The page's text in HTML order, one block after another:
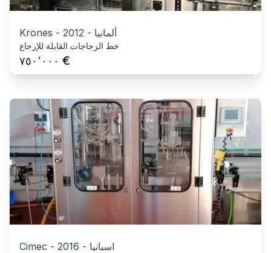
Krones - 2012 - ألمانيا
خط الزجاجات القابلة للإرجاع
٧٥٠٬٠٠٠ €
Cimec - 2016 - اسبانيا